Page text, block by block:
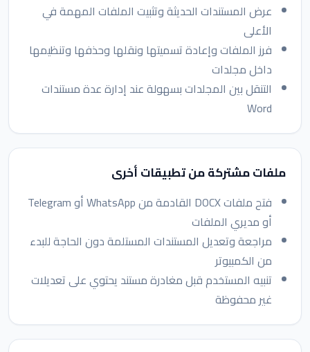
عرض المستندات الحديثة وتثبيت الملفات المهمة في
الأعلى
فرز الملفات وإعادة تسميتها ونقلها وحذفها وتنظيمها
داخل مجلدات
التنقل بين المجلدات بسهولة عند إدارة عدة مستندات
Word
ملفات مشتركة من تطبيقات أخرى
فتح ملفات DOCX القادمة من WhatsApp أو Telegram
أو مديري الملفات
مراجعة وتعديل المستندات المستلمة دون الحاجة للبدء
من الكمبيوتر
تنبيه المستخدم قبل مغادرة مستند يحتوي على تعديلات
غير محفوظة